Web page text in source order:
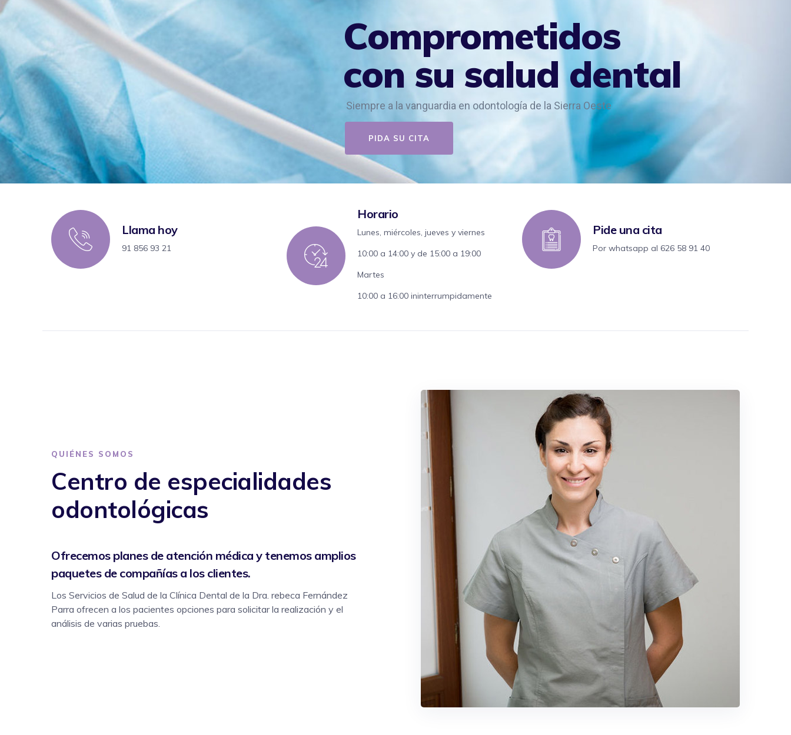
Llama hoy
91 856 93 21
Horario
Lunes, miércoles, jueves y viernes
10:00 a 14:00 y de 15:00 a 19:00
Martes
10:00 a 16:00 ininterrumpidamente
Pide una cita
Por whatsapp al 626 58 91 40
QUIÉNES SOMOS
Centro de especialidades
odontológicas
Ofrecemos planes de atención médica y tenemos amplios
paquetes de compañías a los clientes.
Los Servicios de Salud de la Clínica Dental de la Dra. rebeca Fernández
Parra ofrecen a los pacientes opciones para solicitar la realización y el
análisis de varias pruebas.